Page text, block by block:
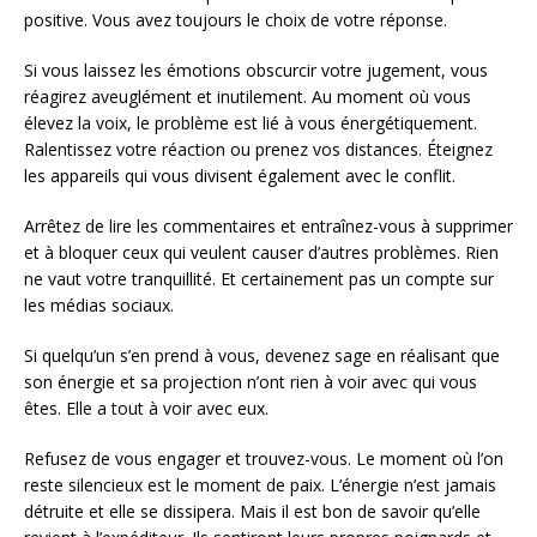
positive. Vous avez toujours le choix de votre réponse.
Si vous laissez les émotions obscurcir votre jugement, vous
réagirez aveuglément et inutilement. Au moment où vous
élevez la voix, le problème est lié à vous énergétiquement.
Ralentissez votre réaction ou prenez vos distances. Éteignez
les appareils qui vous divisent également avec le conflit.
Arrêtez de lire les commentaires et entraînez-vous à supprimer
et à bloquer ceux qui veulent causer d’autres problèmes. Rien
ne vaut votre tranquillité. Et certainement pas un compte sur
les médias sociaux.
Si quelqu’un s’en prend à vous, devenez sage en réalisant que
son énergie et sa projection n’ont rien à voir avec qui vous
êtes. Elle a tout à voir avec eux.
Refusez de vous engager et trouvez-vous. Le moment où l’on
reste silencieux est le moment de paix. L’énergie n’est jamais
détruite et elle se dissipera. Mais il est bon de savoir qu’elle